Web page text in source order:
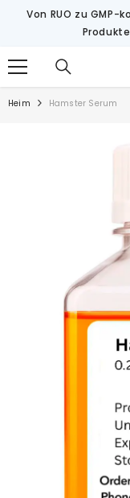
ZUM INHALT SPRINGEN
Von RUO zu GMP-
Heim Hamster Serum